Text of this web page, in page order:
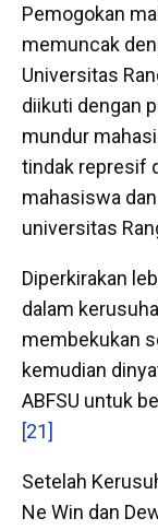
Pemogokan
memuncak
Universitas
diikuti dengan
mundur
tindak represif
mahasiswa
universitas
Diperkirakan
dalam
membekukan
kemudian
ABFSU untuk
[21]
Setelah
Ne Win dan